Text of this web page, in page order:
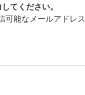
てください。
可能なメールアドレス